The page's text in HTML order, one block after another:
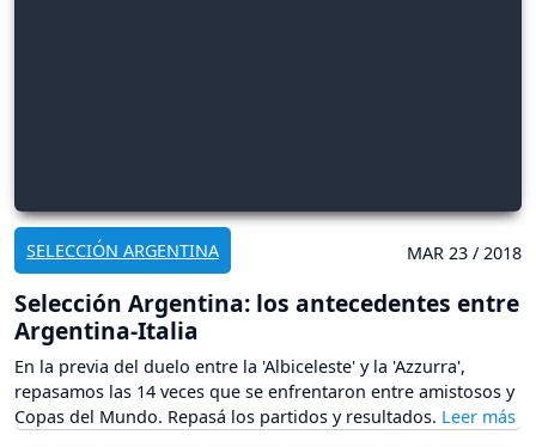
SELECCIÓN ARGENTINA MAR 23 / 2018
Selección Argentina: los antecedentes entre
Argentina-Italia
En la previa del duelo entre la 'Albiceleste' y la 'Azzurra',
repasamos las 14 veces que se enfrentaron entre amistosos y
Copas del Mundo. Repasá los partidos y resultados.